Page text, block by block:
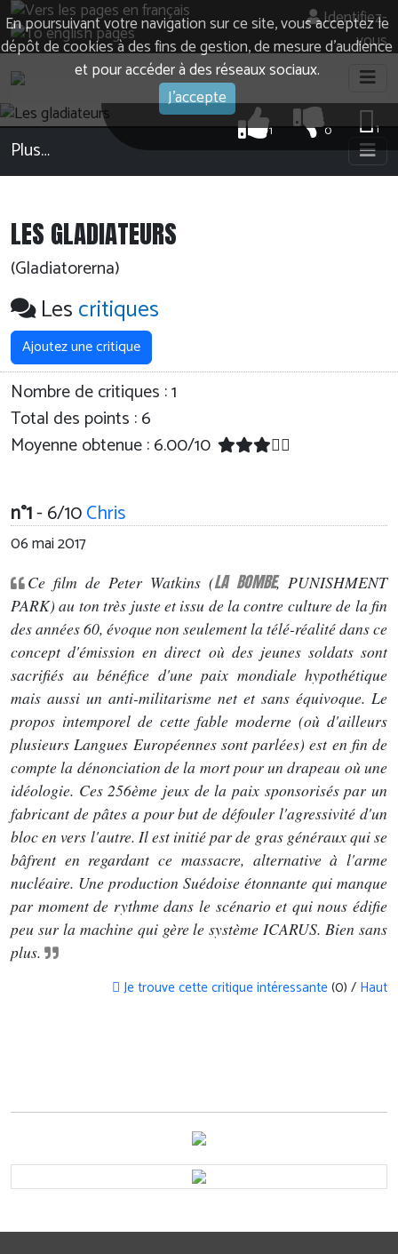
En poursuivant votre navigation sur ce site, vous acceptez le
dépôt de cookies à des fins de gestion, de mesure d’audience
et pour accéder à des réseaux sociaux.
J'accepte
Identifiez-
vous
1
0
1
Plus…
LES GLADIATEURS
(Gladiatorerna)
Lescritiques
Ajoutez une critique
Nombre de critiques :1
Total des points : 6
Moyenne obtenue :6.00/10
n°1- 6/10Chris
06 mai 2017
Ce film de Peter Watkins (LA BOMBE, PUNISHMENT
PARK) au ton très juste et issu de la contre culture de la fin
des années 60, évoque non seulement la télé-réalité dans ce
concept d'émission en direct où des jeunes soldats sont
sacrifiés au bénéfice d'une paix mondiale hypothétique
mais aussi un anti-militarisme net et sans équivoque. Le
propos intemporel de cette fable moderne (où d'ailleurs
plusieurs Langues Européennes sont parlées) est en fin de
compte la dénonciation de la mort pour un drapeau où une
idéologie. Ces 256ème jeux de la paix sponsorisés par un
fabricant de pâtes a pour but de défouler l'agressivité d'un
bloc en vers l'autre. Il est initié par de gras généraux qui se
bâfrent en regardant ce massacre, alternative à l'arme
nucléaire. Une production Suédoise étonnante qui manque
par moment de rythme dans le scénario et qui nous édifie
peu sur la machine qui gère le système ICARUS. Bien sans
plus.
Je trouve cette critique intéressante(0) / Haut